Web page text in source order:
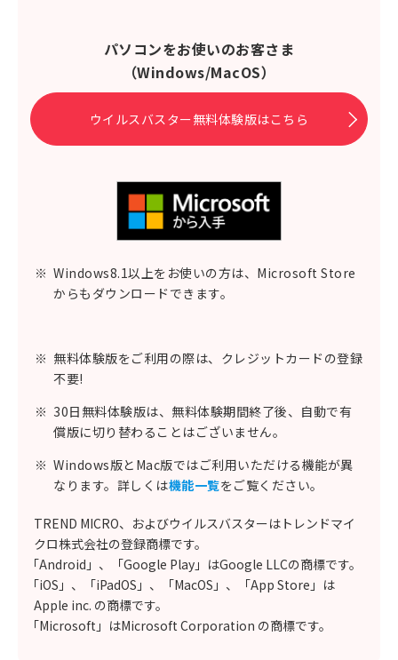
パソコンをお使いのお客さま
（Windows/MacOS）
ウイルスバスター無料体験版はこちら
※ Windows8.1以上をお使いの方は、Microsoft Store
からもダウンロードできます。
※ 無料体験版をご利用の際は、クレジットカードの登録
不要!
※ 30日無料体験版は、無料体験期間終了後、自動で有
償版に切り替わることはございません。
※ Windows版とMac版ではご利用いただける機能が異
なります。詳しくは機能一覧をご覧ください。
TREND MICRO、およびウイルスバスターはトレンドマイ
クロ株式会社の登録商標です。
「Android」、「Google Play」はGoogle LLCの商標です。
「iOS」、「iPadOS」、「MacOS」、「App Store」は
Apple inc. の商標です。
「Microsoft」はMicrosoft Corporation の商標です。